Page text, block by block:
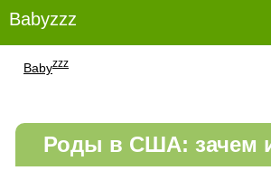
Babyzzz
Babyzzz
Роды в США: зачем